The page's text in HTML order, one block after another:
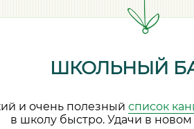
ШКОЛЬНЫЙ
и очень полезный список
в школу быстро. Удачи в